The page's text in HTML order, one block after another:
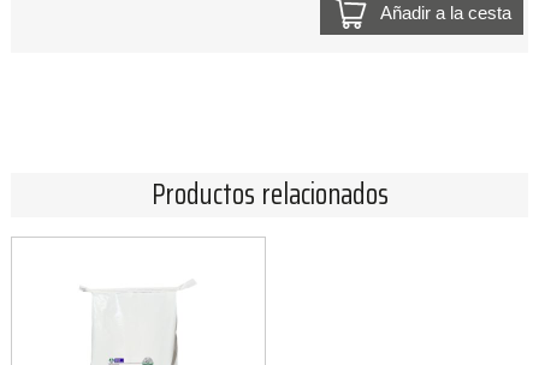
Añadir a la cesta
Productos relacionados